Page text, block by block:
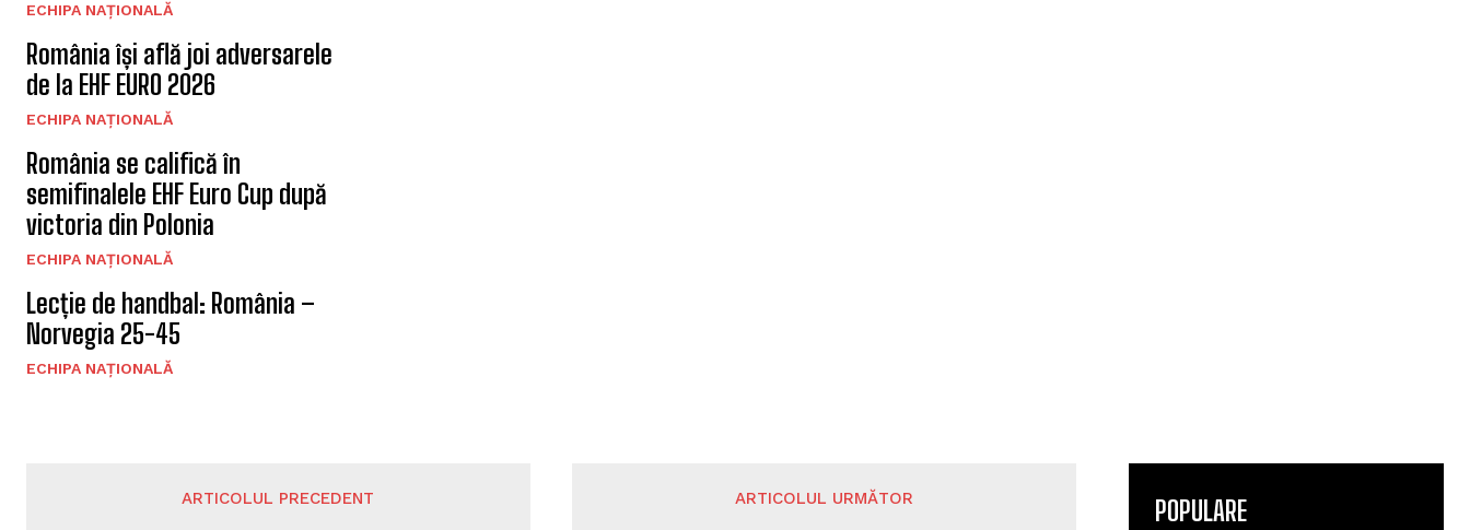
ECHIPA NAȚIONALĂ
România își află joi adversarele
de la EHF EURO 2026
ECHIPA NAȚIONALĂ
România se califică în
semifinalele EHF Euro Cup după
victoria din Polonia
ECHIPA NAȚIONALĂ
Lecție de handbal: România –
Norvegia 25-45
ECHIPA NAȚIONALĂ
ARTICOLUL PRECEDENT ARTICOLUL URMĂTOR POPULARE